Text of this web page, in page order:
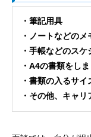
・筆記用具
・ノートなどの
・手帳などのス
・A4の書類をし
・書類の入るサイ
・その他、キャ